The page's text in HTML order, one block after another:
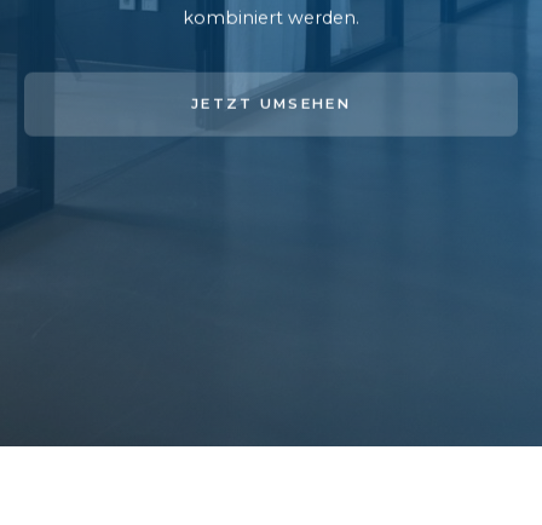
kombiniert werden.
JETZT UMSEHEN